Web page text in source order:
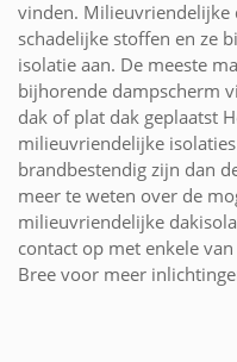
vinden. Milieuvriendelijke
schadelijke stoffen en ze
isolatie aan. De meeste
bijhorende dampscherm
dak of plat dak geplaatst
milieuvriendelijke
brandbestendig zijn dan
meer te weten over de
milieuvriendelijke
contact op met enkele
Bree voor meer